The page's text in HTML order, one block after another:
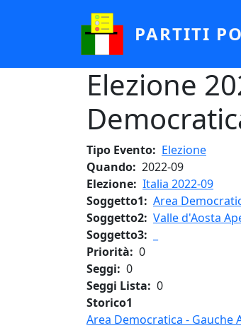
PARTITI
Elezione
Tipo Evento
Elezione
Quando 2022-09
Elezione Italia 2022-09
Soggetto1
Area
Soggetto2 Valle d'Aosta
Soggetto3
Priorità
0
Seggi
0
Seggi Lista
0
Storico1
Area Democratica - Gauche